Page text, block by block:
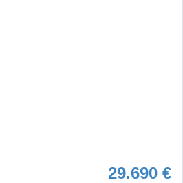
29.690 €